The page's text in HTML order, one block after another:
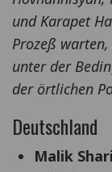
und Karapet
Prozeß
unter der
der örtlichen
Deutschland
Malik